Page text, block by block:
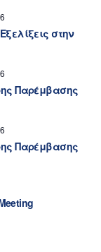
στην
Παρέμβασης
Παρέμβασης